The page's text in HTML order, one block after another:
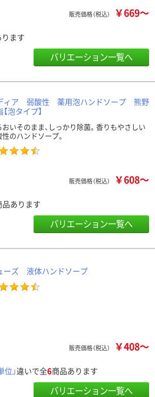
販売価格（税込） ￥669～
ます
バリエーション一覧へ
ィア 弱酸性 薬用泡ハンドソープ 熊野
泡タイプ】
おいそのまま、しっかり除菌。香りもやさしい
性のハンドソープ。
販売価格（税込） ￥608～
品あります
バリエーション一覧へ
ーズ 液体ハンドソープ
販売価格（税込） ￥408～
位」違いで全6商品あります
バリエーション一覧へ